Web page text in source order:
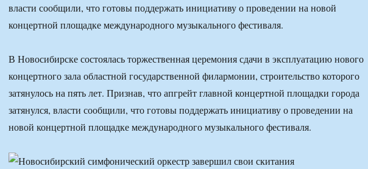
власти сообщили, что готовы поддержать инициативу о проведении на новой
концертной площадке международного музыкального фестиваля.
В Новосибирске состоялась торжественная церемония сдачи в эксплуатацию нового
концертного зала областной государственной филармонии, строительство которого
затянулось на пять лет. Признав, что апгрейт главной концертной площадки города
затянулся, власти сообщили, что готовы поддержать инициативу о проведении на
новой концертной площадке международного музыкального фестиваля.